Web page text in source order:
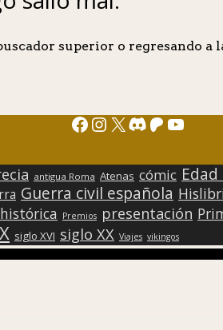
superior o regresando a
Facebook
Instagram
X Discord
Patreon
antigua Roma Atenas cómic
Guerra civil española
Premios presentación
siglo XVI siglo XX Viajes vikingos